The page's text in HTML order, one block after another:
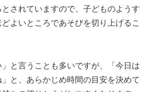
されていますので、子どものようす
よいところであそびを切り上げるこ
」と言うことも多いですが、「今日は
と、あらかじめ時間の目安を決めて